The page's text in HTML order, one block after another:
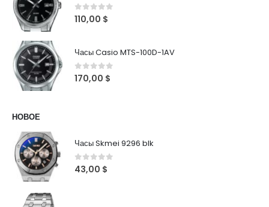
0out of 5
110,00 $
Часы Casio MTS-100D-1AV
0out of 5
170,00 $
НОВОЕ
Часы Skmei 9296 blk
0 out of 5
43,00 $